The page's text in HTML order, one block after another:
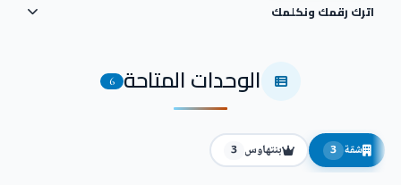
اترك رقمك ونكلمك
الوحدات المتاحة 6
شقة 3 بنتهاوس 3